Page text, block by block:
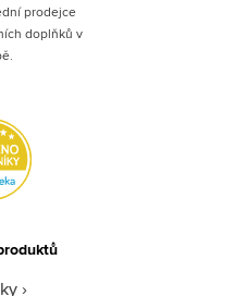
prodejce
doplňků v